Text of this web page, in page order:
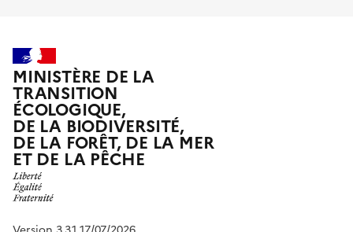
MINISTÈRE DE LA
TRANSITION
ÉCOLOGIQUE,
DE LA BIODIVERSITÉ,
DE LA FORÊT, DE LA MER
ET DE LA PÊCHE